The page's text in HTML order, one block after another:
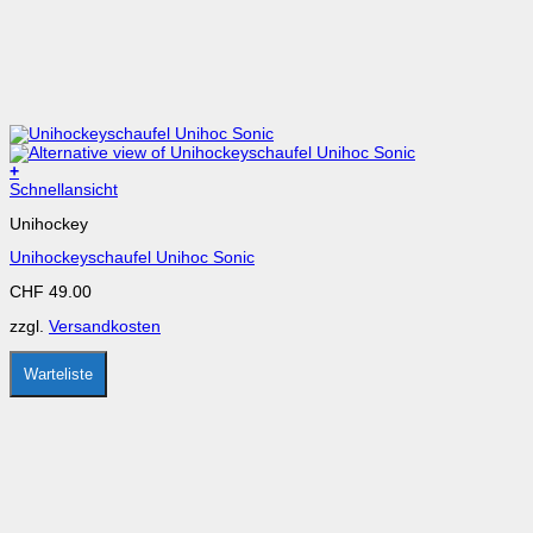
+
Dieses
weist
Varianten
Die
können
auf
der
Produktseite
gewählt
Schnellansicht
Unihockey
Unihockeyschaufel Unihoc Sonic
CHF 49.00
zzgl. Versandkosten
Warteliste